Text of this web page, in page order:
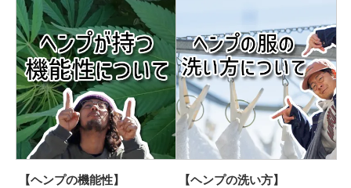
【ヘンプの機能性】 【ヘンプの洗い方】